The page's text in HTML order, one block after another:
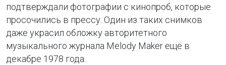
подтверждали фотографии с кинопроб, которые
просочились в прессу. Один из таких снимков
даже украсил обложку авторитетного
музыкального журнала Melody Maker ещё в
декабре 1978 года.